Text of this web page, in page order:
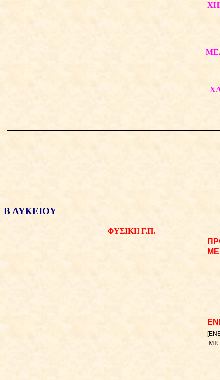
Β ΛΥΚΕΙΟΥ
ΦΥΣΙΚΗ Γ.Π.
ΜΕ